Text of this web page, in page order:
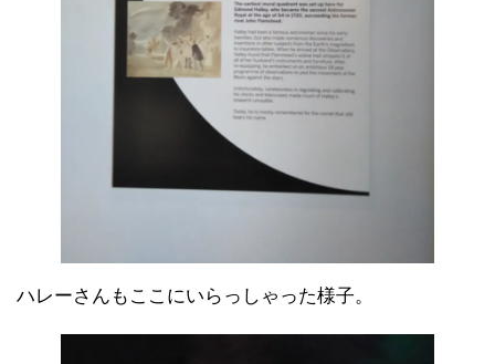
ハレーさんもここにいらっしゃった様子。